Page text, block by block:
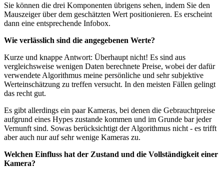
Sie können die drei Komponenten übrigens sehen, indem Sie den
Mauszeiger über dem geschätzten Wert positionieren. Es erscheint
dann eine entsprechende Infobox.
Wie verlässlich sind die angegebenen Werte?
Kurze und knappe Antwort: Überhaupt nicht! Es sind aus
vergleichsweise wenigen Daten berechnete Preise, wobei der dafür
verwendete Algorithmus meine persönliche und sehr subjektive
Werteinschätzung zu treffen versucht. In den meisten Fällen gelingt
das recht gut.
Es gibt allerdings ein paar Kameras, bei denen die Gebrauchtpreise
aufgrund eines Hypes zustande kommen und im Grunde bar jeder
Vernunft sind. Sowas berücksichtigt der Algorithmus nicht - es trifft
aber auch nur auf sehr wenige Kameras zu.
Welchen Einfluss hat der Zustand und die Vollständigkeit einer
Kamera?